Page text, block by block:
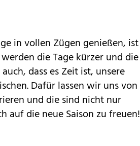
in vollen Zügen genießen, ist
die Tage kürzer und die
dass es Zeit ist, unsere
Dafür lassen wir uns von
und die sind nicht nur
auf die neue Saison zu freuen!